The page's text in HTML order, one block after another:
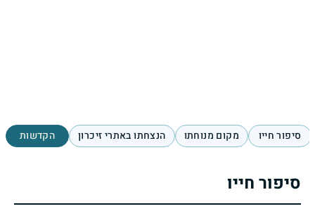
סיפור חייו מקום מנוחתו הנצחתו באתרי זיכרון הקדשות
סיפור חייו